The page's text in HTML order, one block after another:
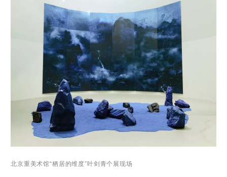
北京重美术馆“栖居的维度”叶剑青个展现场